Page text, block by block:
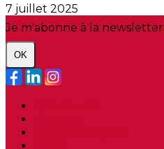
7 juillet 2025
Je m'abonne à la newsletter
OK